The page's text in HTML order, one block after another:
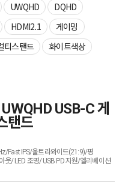
UWQHD
DQHD
HDMI2.1
게이밍
티스탠드
화이트색상
USB-C 게
탠드
Fast IPS/울트라와이드(21:9)/평
/ LED 조명/ USB PD 지원/엘리베이션